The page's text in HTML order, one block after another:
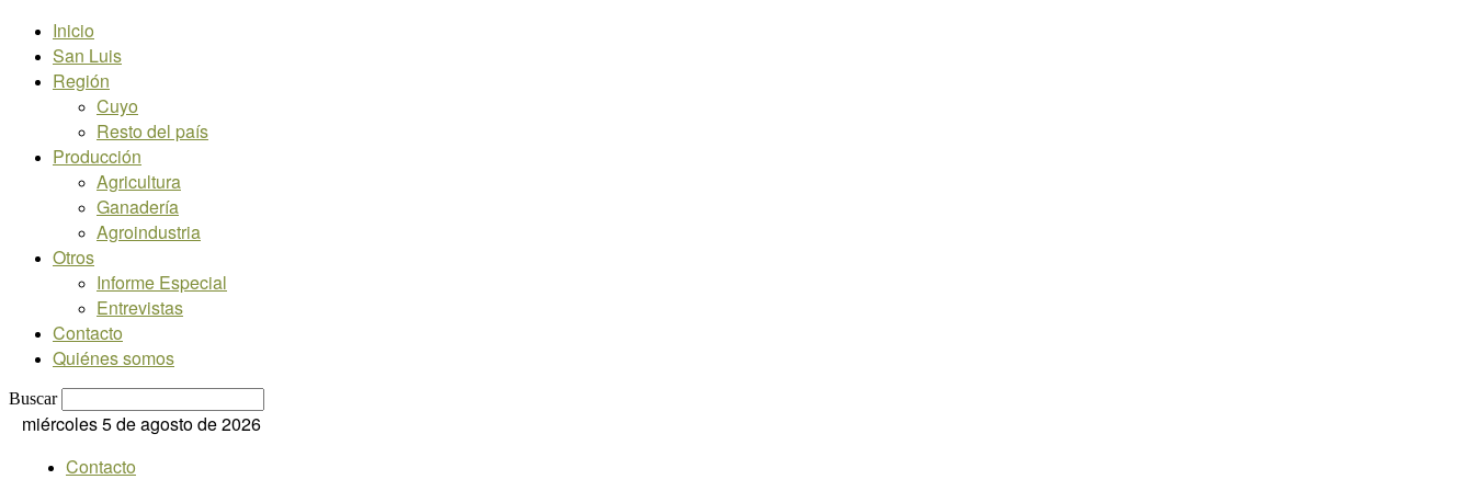
Inicio
San Luis
Región
Cuyo
Resto del país
Producción
Agricultura
Ganadería
Agroindustria
Otros
Informe Especial
Entrevistas
Contacto
Quiénes somos
Buscar
miércoles 5 de agosto de 2026
Contacto